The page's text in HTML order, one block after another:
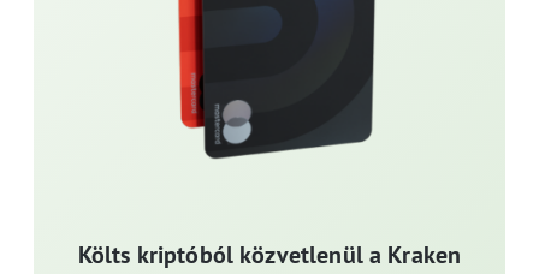
Költs kriptóból közvetlenül a Kraken